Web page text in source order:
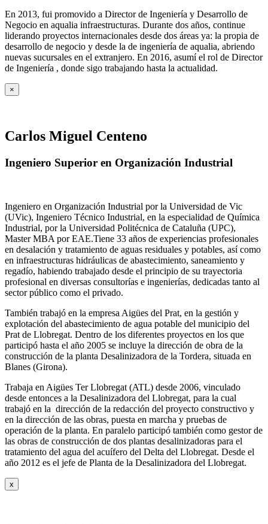
En 2013, fui promovido a Director de Ingeniería y Desarrollo de
Negocio en aqualia infraestructuras. Durante dos años, continue
liderando proyectos internacionales desde dos áreas ya: la propia de
desarrollo de negocio y desde la de ingeniería de aqualia, abriendo
nuevas sucursales en el extranjero. En 2016, asumí el rol de Director
de Ingeniería , donde sigo trabajando hasta la actualidad.
×
Carlos Miguel Centeno
Ingeniero Superior en Organización Industrial
Ingeniero en Organización Industrial por la Universidad de Vic
(UVic), Ingeniero Técnico Industrial, en la especialidad de Química
Industrial, por la Universidad Politécnica de Cataluña (UPC),
Master MBA por EAE.Tiene 33 años de experiencias profesionales
en desalación y tratamiento de aguas residuales y potables, así como
en infraestructuras hidráulicas de abastecimiento, saneamiento y
regadío, habiendo trabajado desde el principio de su trayectoria
profesional en diversas consultorías e ingenierías, dedicadas tanto al
sector público como el privado.
También trabajó en la empresa Aigües del Prat, en la gestión y
explotación del abastecimiento de agua potable del municipio del
Prat de Llobregat. Dentro de los diferentes proyectos en los que
participó hasta el año 2005 se incluye la dirección de obra de la
construcción de la planta Desalinizadora de la Tordera, situada en
Blanes (Girona).
Trabaja en Aigües Ter Llobregat (ATL) desde 2006, vinculado
desde entonces a la Desalinizadora del Llobregat, para la cual
trabajó en la dirección de la redacción del proyecto constructivo y
en la dirección de las obras, puesta en marcha y pruebas de
operación de la planta. En paralelo participó también como gestor de
las obras de construcción de dos plantas desalinizadoras para el
tratamiento del agua del acuífero del Delta del Llobregat. Desde el
año 2012 es el jefe de Planta de la Desalinizadora del Llobregat.
x